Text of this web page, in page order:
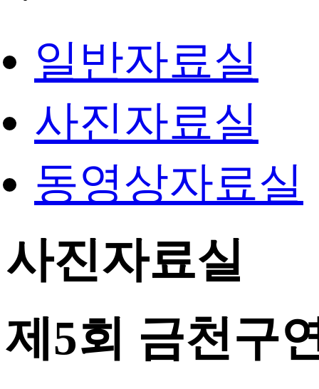
일반자료실
사진자료실
동영상자료실
사진자료실
제5회 금천구